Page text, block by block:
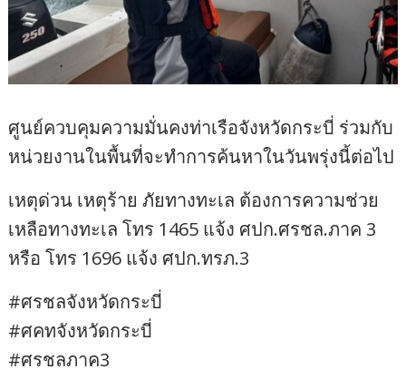
ศูนย์ควบคุมความมั่นคงท่าเรือจังหวัดกระบี่ ร่วมกับ
หน่วยงานในพื้นที่จะทำการค้นหาในวันพรุ่งนี้ต่อไป
เหตุด่วน เหตุร้าย ภัยทางทะเล ต้องการความช่วย
เหลือทางทะเล โทร 1465 แจ้ง ศปก.ศรชล.ภาค 3
หรือ โทร 1696 แจ้ง ศปก.ทรภ.3
#ศรชลจังหวัดกระบี่
#ศคทจังหวัดกระบี่
#ศรชลภาค3